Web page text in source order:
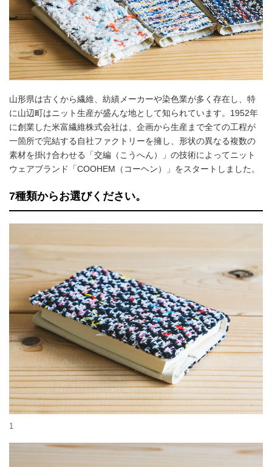
山形県は古くから繊維、紡績メーカーや染色業が多く存在し、特
に山辺町はニット生産が盛んな地として知られています。1952年
に創業した米富繊維株式会社は、企画から生産まで全ての工程が
一箇所で完結する自社ファクトリーを擁し、形状の異なる複数の
素材を掛け合わせる「交編（こうへん）」の技術によってニット
ウェアブランド「COOHEM（コーヘン）」をスタートしました。
7種類からお選びください。
1